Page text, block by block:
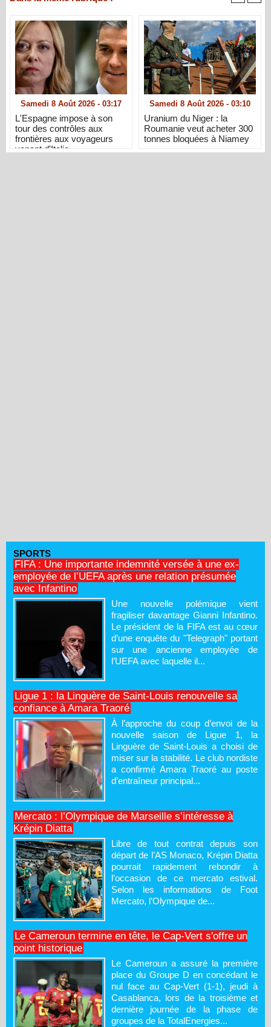
Samedi 8 Août 2026 - 03:17
L'Espagne impose à son
tour des contrôles aux
frontières aux voyageurs
venant d'Italie
Samedi 8 Août 2026 - 03:10
Uranium du Niger : la
Roumanie veut acheter 300
tonnes bloquées à Niamey
SPORTS
FIFA : Une importante indemnité versée à une ex-
employée de l’UEFA après une relation présumée
avec Infantino
Une nouvelle polémique vient
fragiliser davantage Gianni Infantino.
Le président de la FIFA est au cœur
d’une enquête du "Telegraph" portant
sur une ancienne employée de
l’UEFA avec laquelle il...
Ligue 1 : la Linguère de Saint-Louis renouvelle sa
confiance à Amara Traoré
À l’approche du coup d’envoi de la
nouvelle saison de Ligue 1, la
Linguère de Saint-Louis a choisi de
miser sur la stabilité. Le club nordiste
a confirmé Amara Traoré au poste
d’entraîneur principal...
Mercato : l’Olympique de Marseille s’intéresse à
Krépin Diatta
Libre de tout contrat depuis son
départ de l’AS Monaco, Krépin Diatta
pourrait rapidement rebondir à
l’occasion de ce mercato estival.
Selon les informations de Foot
Mercato, l’Olympique de...
Le Cameroun termine en tête, le Cap-Vert s'offre un
point historique
Le Cameroun a assuré la première
place du Groupe D en concédant le
nul face au Cap-Vert (1-1), jeudi à
Casablanca, lors de la troisième et
dernière journée de la phase de
groupes de la TotalEnergies...